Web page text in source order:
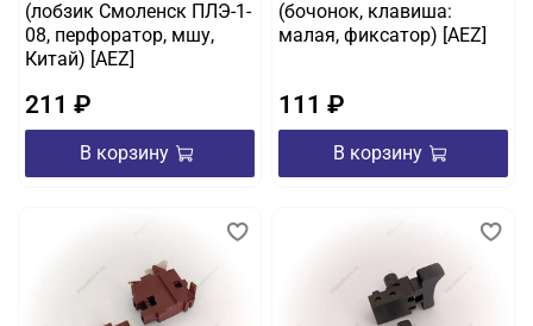
(лобзик Смоленск ПЛЭ-1-
08, перфоратор, мшу,
Китай) [AEZ]
211 ₽
В корзину
(бочонок, клавиша:
малая, фиксатор) [AEZ]
111 ₽
В корзину